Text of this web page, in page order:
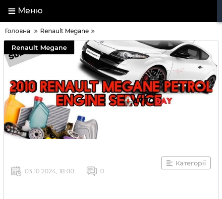
Меню
Головна Renault Megane
Renault Megane
Категорії
03 10 2024, 18:00 0